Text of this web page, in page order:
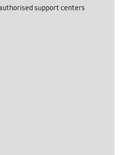
support centers